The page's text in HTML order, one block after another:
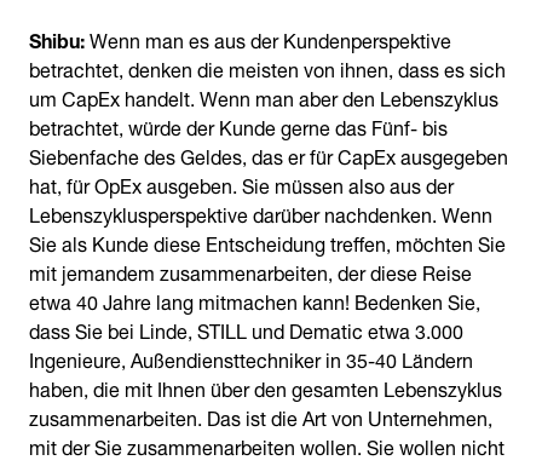
Shibu:Wenn man es aus der Kundenperspektive
betrachtet, denken die meisten von ihnen, dass es sich
um CapEx handelt. Wenn man aber den Lebenszyklus
betrachtet, würde der Kunde gerne das Fünf- bis
Siebenfache des Geldes, das er für CapEx ausgegeben
hat, für OpEx ausgeben. Sie müssen also aus der
Lebenszyklusperspektive darüber nachdenken. Wenn
Sie als Kunde diese Entscheidung treffen, möchten Sie
mit jemandem zusammenarbeiten, der diese Reise
etwa 40 Jahre lang mitmachen kann! Bedenken Sie,
dass Sie bei Linde, STILL und Dematic etwa 3.000
Ingenieure, Außendiensttechniker in 35-40 Ländern
haben, die mit Ihnen über den gesamten Lebenszyklus
zusammenarbeiten. Das ist die Art von Unternehmen,
mit der Sie zusammenarbeiten wollen. Sie wollen nicht